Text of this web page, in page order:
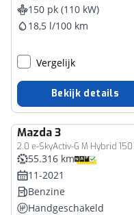
150 pk (110 kW)
18,5 l/100 km
Vergelijk
Bekijk details
Mazda3
55.316 km
11-2021
Benzine
Handgeschakeld